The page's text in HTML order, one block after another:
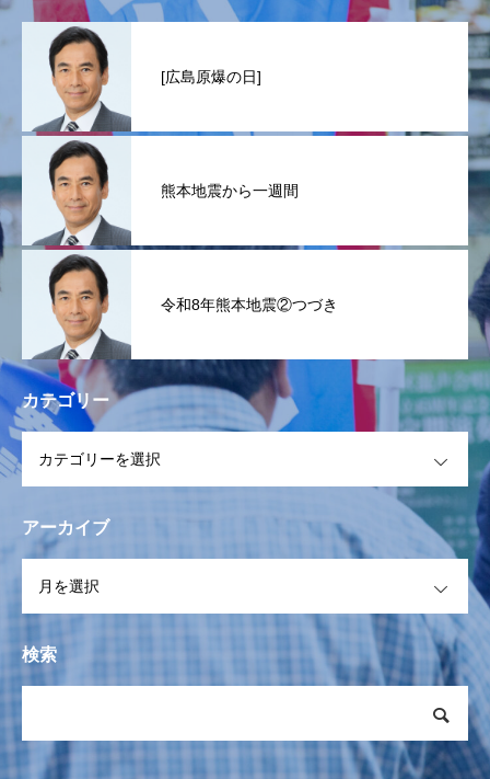
[広島原爆の日]
熊本地震から一週間
令和8年熊本地震②つづき
カテゴリー
アーカイブ
検索